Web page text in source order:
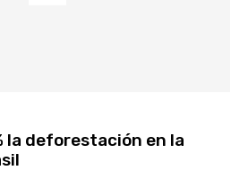
la deforestación en la